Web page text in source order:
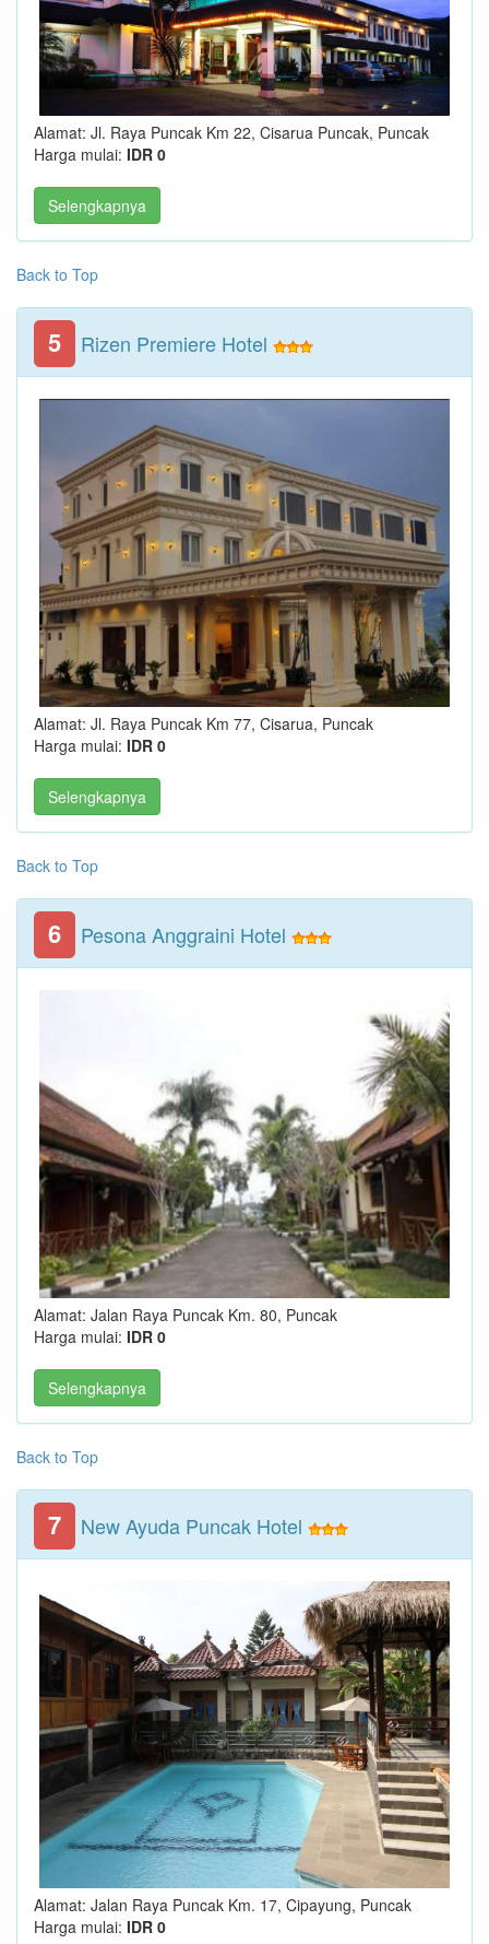
Alamat: Jl. Raya Puncak Km 22, Cisarua Puncak, Puncak
Harga mulai: IDR 0
Selengkapnya
Back to Top
5 Rizen Premiere Hotel
Alamat: Jl. Raya Puncak Km 77, Cisarua, Puncak
Harga mulai: IDR 0
Selengkapnya
Back to Top
6 Pesona Anggraini Hotel
Alamat: Jalan Raya Puncak Km. 80, Puncak
Harga mulai: IDR 0
Selengkapnya
Back to Top
7 New Ayuda Puncak Hotel
Alamat: Jalan Raya Puncak Km. 17, Cipayung, Puncak
Harga mulai: IDR 0